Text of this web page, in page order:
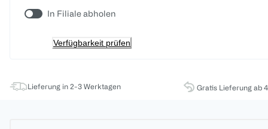
In Filiale abholen
Verfügbarkeit prüfen
Lieferung in 2-3 Werktagen Gratis Lieferung ab